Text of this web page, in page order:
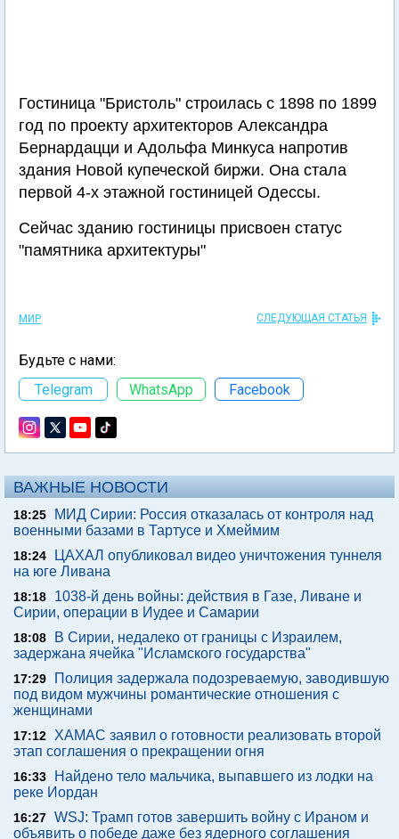
Гостиница "Бристоль" строилась с 1898 по 1899
год по проекту архитекторов Александра
Бернардацци и Адольфа Минкуса напротив
здания Новой купеческой биржи. Она стала
первой 4-х этажной гостиницей Одессы.
Сейчас зданию гостиницы присвоен статус
"памятника архитектуры"
МИР СЛЕДУЮЩАЯ СТАТЬЯ
Будьте с нами:
Telegram
WhatsApp Facebook
ВАЖНЫЕ НОВОСТИ
18:25
МИД Сирии: Россия отказалась от контроля над
военными базами в Тартусе и Хмеймим
18:24
ЦАХАЛ опубликовал видео уничтожения туннеля
на юге Ливана
18:18
1038-й день войны: действия в Газе, Ливане и
Сирии, операции в Иудее и Самарии
18:08
В Сирии, недалеко от границы с Израилем,
задержана ячейка "Исламского государства"
17:29
Полиция задержала подозреваемую, заводившую
под видом мужчины романтические отношения с
женщинами
17:12
ХАМАС заявил о готовности реализовать второй
этап соглашения о прекращении огня
16:33
Найдено тело мальчика, выпавшего из лодки на
реке Иордан
16:27 WSJ: Трамп готов завершить войну с Ираном и
объявить о победе даже без ядерного соглашения